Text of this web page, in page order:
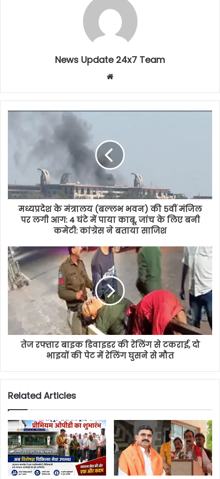
News Update 24x7 Team
Website
मध्यप्रदेश के मंत्रालय (बल्लभ भवन) की 5वीं मंजिल
पर लगी आग: 4 घंटे में पाया काबू, जांच के लिए बनी
कमेटी: कांग्रेस ने बताया साजिश
तेज रफ्तार बाइक डिवाइडर की रेलिंग से टकराई, दो
भाइयों की पेट में रेलिंग घुसने से मौत
Related Articles